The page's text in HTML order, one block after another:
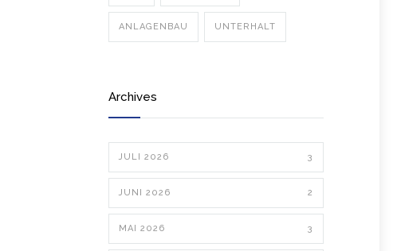
ANLAGENBAU UNTERHALT
Archives
JULI 2026 3
JUNI 2026 2
MAI 2026 3